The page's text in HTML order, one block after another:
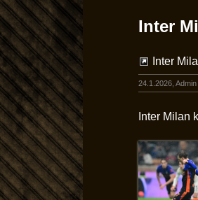
Inter
Inter
24.1.2026, Admin
Inter Milan